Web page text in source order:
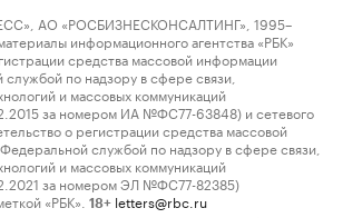
АО «РОСБИЗНЕСКОНСАЛТИНГ», 1995–
информационного агентства «РБК»
средства массовой информации
по надзору в сфере связи,
и массовых коммуникаций
за номером ИА №ФС77-63848) и сетевого
о регистрации средства массовой
службой по надзору в сфере связи,
и массовых коммуникаций
за номером ЭЛ №ФС77-82385)
«РБК».
18+ letters@rbc.ru